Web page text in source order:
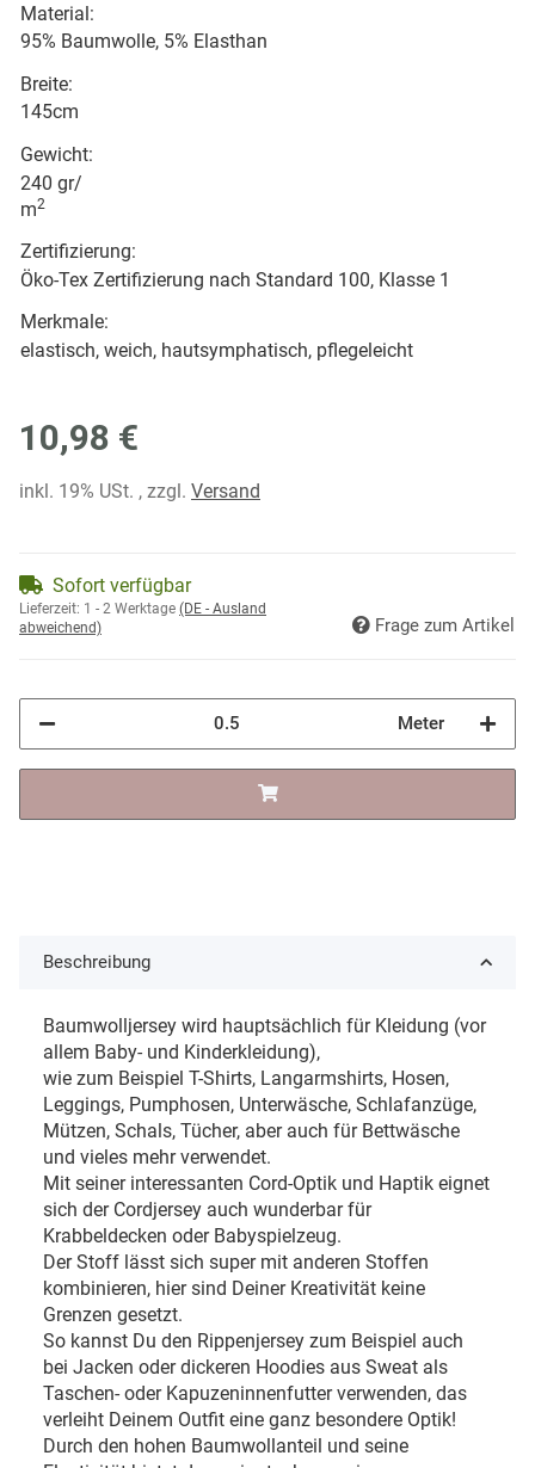
Material:
95% Baumwolle, 5% Elasthan
Breite:
145cm
Gewicht:
240 gr/
m2
Zertifizierung:
Öko-Tex Zertifizierung nach Standard 100, Klasse 1
Merkmale:
elastisch, weich, hautsymphatisch, pflegeleicht
10,98 €
inkl. 19% USt. , zzgl. Versand
Sofort verfügbar
Lieferzeit: 1 - 2 Werktage (DE - Ausland
abweichend)
Frage zum Artikel
Meter
Beschreibung
Baumwolljersey wird hauptsächlich für Kleidung (vor
allem Baby- und Kinderkleidung),
wie zum Beispiel T-Shirts, Langarmshirts, Hosen,
Leggings, Pumphosen, Unterwäsche, Schlafanzüge,
Mützen, Schals, Tücher, aber auch für Bettwäsche
und vieles mehr verwendet.
Mit seiner interessanten Cord-Optik und Haptik eignet
sich der Cordjersey auch wunderbar für
Krabbeldecken oder Babyspielzeug.
Der Stoff lässt sich super mit anderen Stoffen
kombinieren, hier sind Deiner Kreativität keine
Grenzen gesetzt.
So kannst Du den Rippenjersey zum Beispiel auch
bei Jacken oder dickeren Hoodies aus Sweat als
Taschen- oder Kapuzeninnenfutter verwenden, das
verleiht Deinem Outfit eine ganz besondere Optik!
Durch den hohen Baumwollanteil und seine